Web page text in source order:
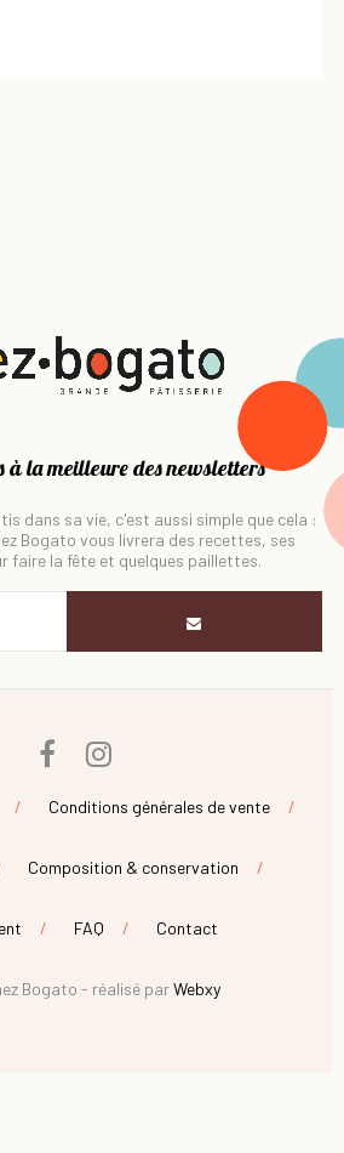
à la meilleure des newsletters
dans sa vie, c'est aussi simple que cela :
Bogato vous livrera des recettes, ses
faire la fête et quelques paillettes.
Facebook
Conditions générales de vente
Composition & conservation
FAQ Contact
Bogato - réalisé parWebxy